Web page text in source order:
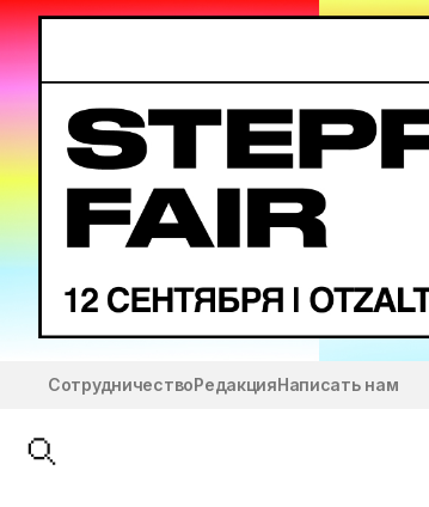
СотрудничествоРедакцияНаписать нам